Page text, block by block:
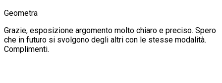
Geometra
Grazie, esposizione argomento molto chiaro e preciso. Spero
che in futuro si svolgono degli altri con le stesse modalità.
Complimenti.